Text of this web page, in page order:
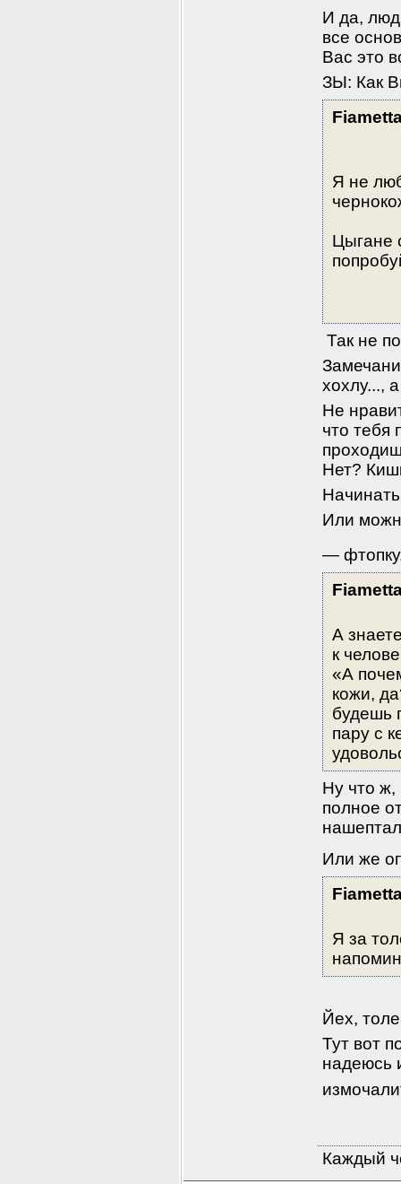
И да,
все
Вас это
ЗЫ: Как
Я не
Цыгане
Так не
хохлу...,
Не
что тебя
Нет?
Или
—
А
к
«А
кожи,
будешь
пару с
Ну что ж,
полное
Или же
Я за
Йех,
Тут вот
надеюсь
Каждый